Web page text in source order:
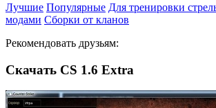
Лучшие Популярные Для тренировки
модами Сборки от кланов
Рекомендовать друзьям:
Cкачать CS 1.6 Extra